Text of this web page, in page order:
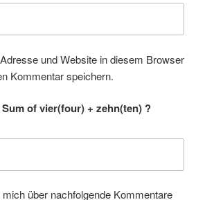
und Website in diesem Browser
Kommentar speichern.
of vier(four) + zehn(ten) ?
über nachfolgende Kommentare